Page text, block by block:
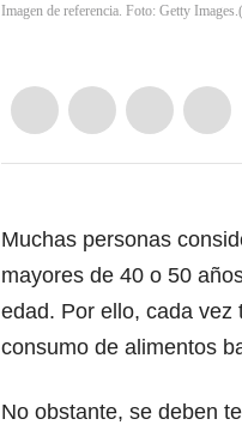
Imagen de referencia. Foto: Getty Images.(
Muchas personas
mayores de 40 o 50
edad. Por ello, cada vez
consumo de alimentos
No obstante, se deben